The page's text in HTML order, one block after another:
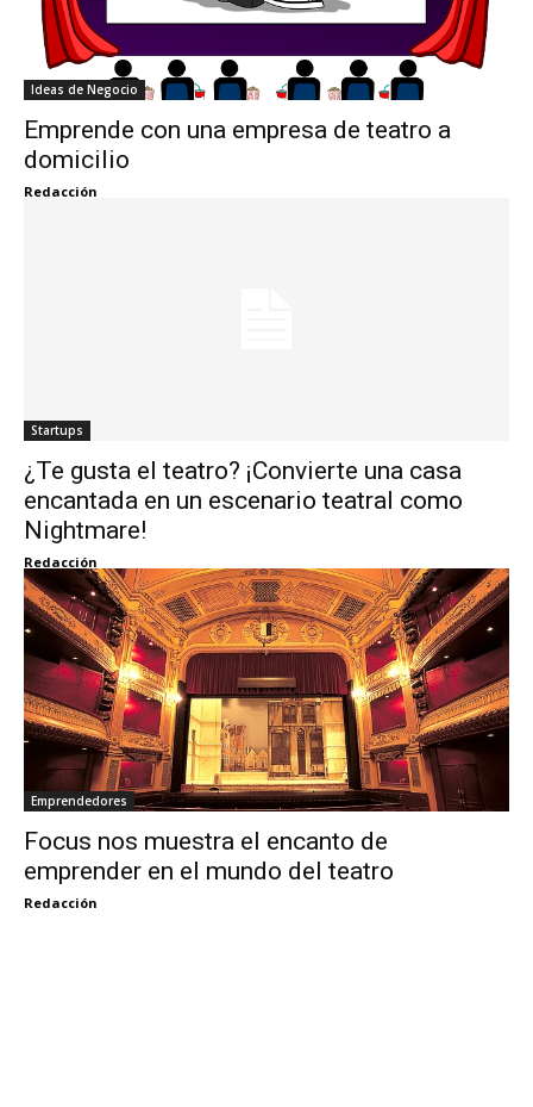
Ideas de Negocio
Emprende con una empresa de teatro a
domicilio
Redacción
Startups
¿Te gusta el teatro? ¡Convierte una casa
encantada en un escenario teatral como
Nightmare!
Redacción
Emprendedores
Focus nos muestra el encanto de
emprender en el mundo del teatro
Redacción